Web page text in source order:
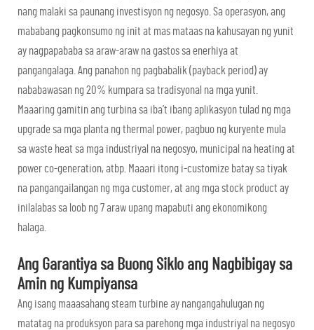
nang malaki sa paunang investisyon ng negosyo. Sa operasyon, ang
mababang pagkonsumo ng init at mas mataas na kahusayan ng yunit
ay nagpapababa sa araw-araw na gastos sa enerhiya at
pangangalaga. Ang panahon ng pagbabalik (payback period) ay
nababawasan ng 20% kumpara sa tradisyonal na mga yunit.
Maaaring gamitin ang turbina sa iba’t ibang aplikasyon tulad ng mga
upgrade sa mga planta ng thermal power, pagbuo ng kuryente mula
sa waste heat sa mga industriyal na negosyo, municipal na heating at
power co-generation, atbp. Maaari itong i-customize batay sa tiyak
na pangangailangan ng mga customer, at ang mga stock product ay
inilalabas sa loob ng 7 araw upang mapabuti ang ekonomikong
halaga.
Ang Garantiya sa Buong Siklo ang Nagbibigay sa
Amin ng Kumpiyansa
Ang isang maaasahang steam turbine ay nangangahulugan ng
matatag na produksyon para sa parehong mga industriyal na negosyo